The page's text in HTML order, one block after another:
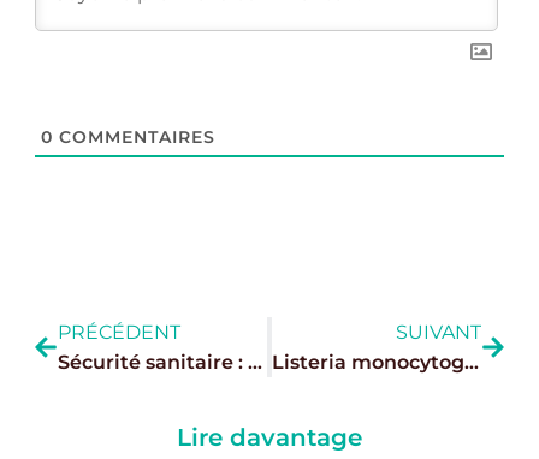
0 COMMENTAIRES
PRÉCÉDENT
Sécurité sanitaire : le céréulide relance la question des dangers émergents en agroalimentaire
SUIVANT
Listeria monocytogenes : ce qui change au 1er juillet 2026 avec le règlement (UE) 2024/2895
Lire davantage